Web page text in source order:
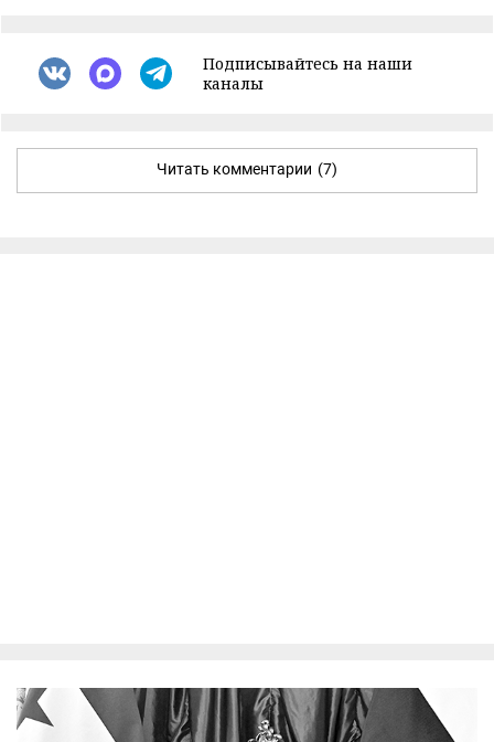
Подписывайтесь на наши
каналы
Читать комментарии (7)